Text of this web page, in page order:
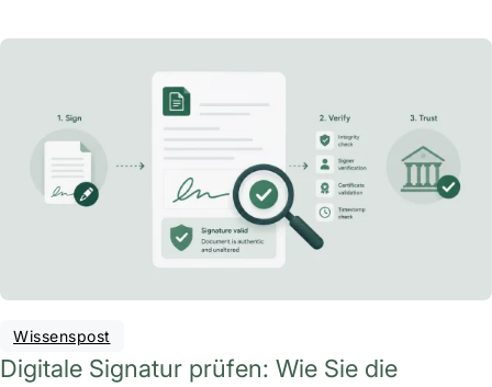
Wissenspost
Digitale Signatur prüfen: Wie Sie die